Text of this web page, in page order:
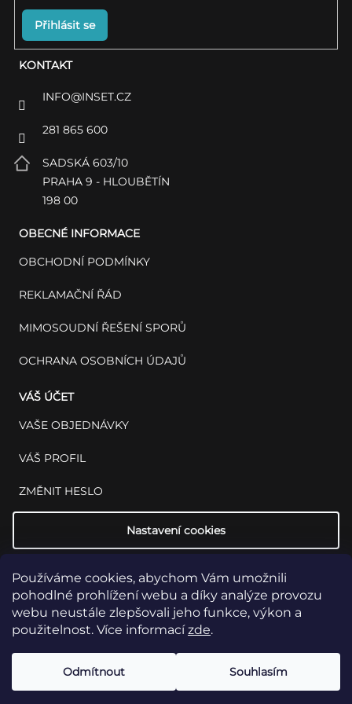
Používáme cookies, abychom Vám umožnili
pohodlné prohlížení webu a díky analýze provozu
webu neustále zlepšovali jeho funkce, výkon a
použitelnost. Více informacízde.
Odmítnout Souhlasím
KONTAKT
INFO@INSET.CZ
281 865 600
SADSKÁ 603/10
PRAHA 9 - HLOUBĚTÍN
198 00
OBECNÉ INFORMACE
OBCHODNÍ PODMÍNKY
REKLAMAČNÍ ŘÁD
MIMOSOUDNÍ ŘEŠENÍ SPORŮ
OCHRANA OSOBNÍCH ÚDAJŮ
VÁŠ ÚČET
VAŠE OBJEDNÁVKY
VÁŠ PROFIL
ZMĚNIT HESLO
Nastavení cookies
Přihlásit se
Vytvořil Shoptet
Copyright 2026INSET: Med & Lab Všechna práva vyhrazena.